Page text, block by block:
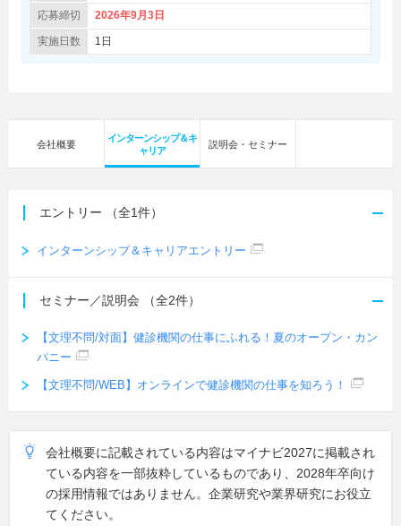
応募締切 2026年9月3日
実施日数 1日
会社概要
インターンシップ＆キ
ャリア
説明会・セミナー
エントリー （全1件）
インターンシップ＆キャリアエントリー
セミナー／説明会 （全2件）
【文理不問/対面】健診機関の仕事にふれる！夏のオープン・カン
パニー
【文理不問/WEB】オンラインで健診機関の仕事を知ろう！
会社概要に記載されている内容はマイナビ2027に掲載され
ている内容を一部抜粋しているものであり、2028年卒向け
の採用情報ではありません。企業研究や業界研究にお役立
てください。